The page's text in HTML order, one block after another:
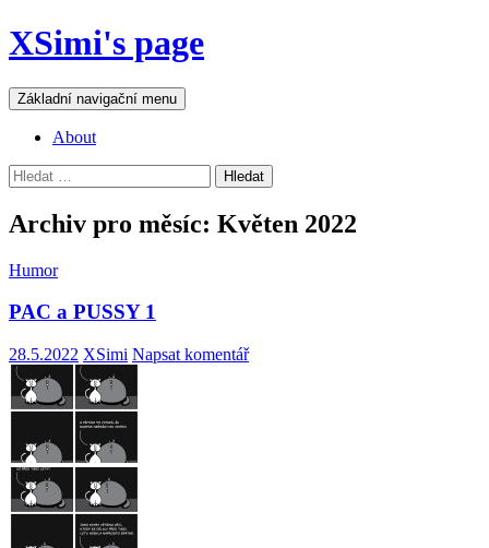
Přejít
k
webu
XSimi's page
Hledat
Základní navigační menu
About
Vyhledávání
Archiv pro měsíc: Květen 2022
Humor
PAC a PUSSY 1
28.5.2022 XSimi Napsat komentář